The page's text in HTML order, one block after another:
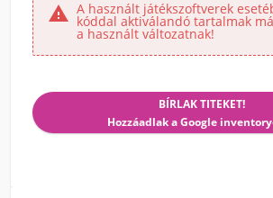
 A használt játékszoftverek
kóddal aktiválandó tartalmak
a használt változatnak!
BÍRLAK TITEKET!
Hozzáadlak a Google